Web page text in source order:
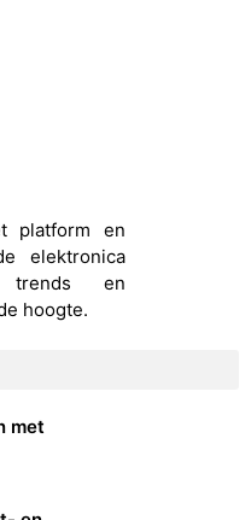
platform en
elektronica
trends en
hoogte.
met